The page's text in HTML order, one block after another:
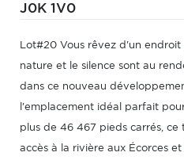
J0K 1V0
Lot#20 Vous rêvez d'un
nature et le silence sont au
dans ce nouveau
l'emplacement idéal parfait
plus de 46 467 pieds carrés,
accès à la rivière aux Écorces